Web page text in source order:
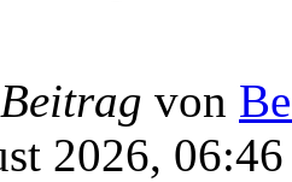
von
2026, 06:46